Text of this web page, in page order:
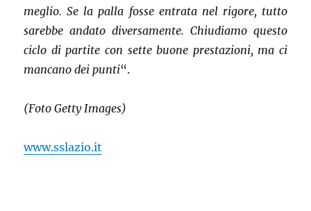
meglio. Se la palla fosse entrata nel rigore, tutto
sarebbe andato diversamente. Chiudiamo questo
ciclo di partite con sette buone prestazioni, ma ci
mancano dei punti“.
(Foto Getty Images)
www.sslazio.it